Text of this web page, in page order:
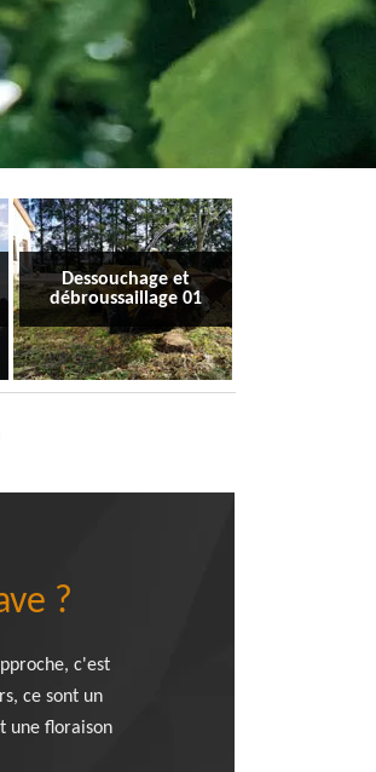
Dessouchage et
débroussaillage 01
?
c'est
ce sont un
une floraison